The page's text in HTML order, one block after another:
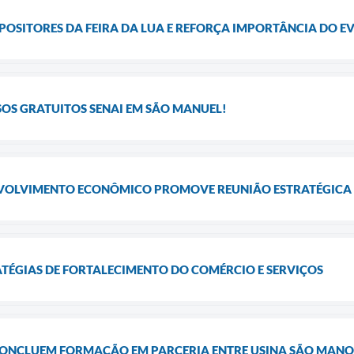
DA FEIRA DA LUA E REFORÇA IMPORTÂNCIA DO
GRATUITOS SENAI EM SÃO MANUEL!
ECONÔMICO PROMOVE REUNIÃO
DE FORTALECIMENTO DO COMÉRCIO E SERVIÇOS
FORMAÇÃO EM PARCERIA ENTRE USINA SÃO